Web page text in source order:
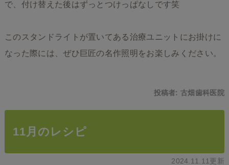
で、付け替えた後はずっとつけっぱなしです笑
このスタンドライトが置いてある治療ユニットにお掛けに
なった際には、ぜひ巨匠の名作照明をお楽しみください。
投稿者:古畑歯科医院
11月のレシピ
2024.11.11更新